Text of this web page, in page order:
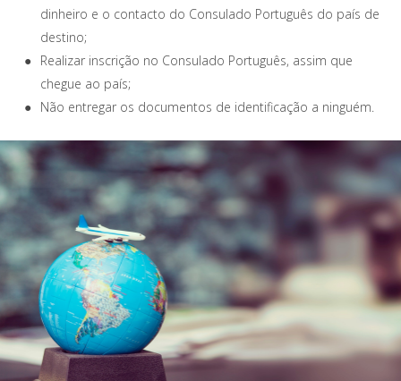
dinheiro e o contacto do Consulado Português do país de
destino;
Realizar inscrição no Consulado Português, assim que
chegue ao país;
Não entregar os documentos de identificação a ninguém.